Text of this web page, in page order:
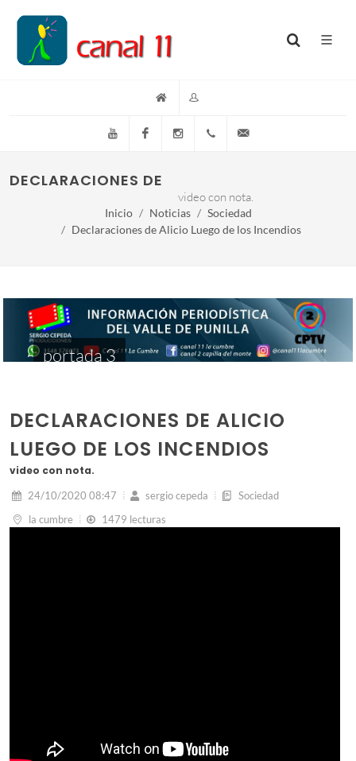
YouTube FacebookInstagram(+54)(9)3548-576073
DECLARACIONES DE ALICIO LUEGO DE LOS
video con nota.
Inicio Noticias
Sociedad
Declaraciones de Alicio Luego de los Incendios
portada 3
DECLARACIONES DE ALICIO
LUEGO DE LOS INCENDIOS
video con nota.
24/10/2020 08:47 sergio cepeda
Sociedad
la cumbre
1479 lecturas